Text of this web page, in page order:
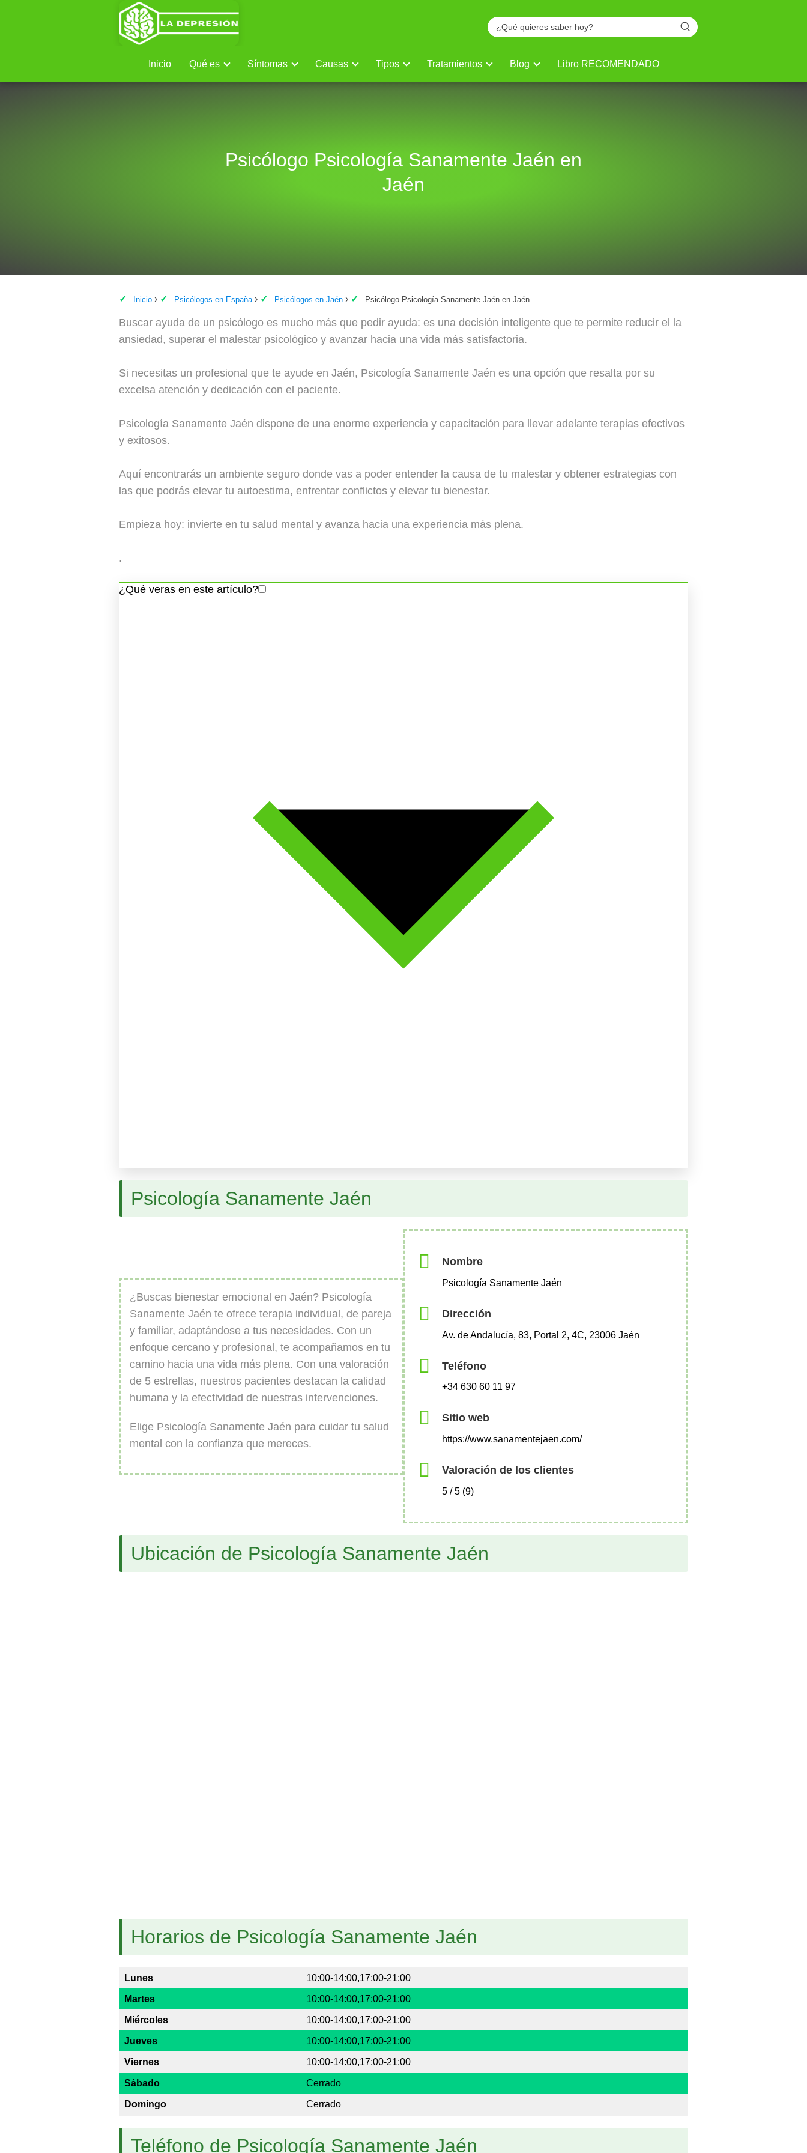
Inicio Qué es Síntomas Causas Tipos Tratamientos Blog Libro RECOMENDADO
Psicólogo Psicología Sanamente Jaén en
Jaén
Inicio Psicólogos en España Psicólogos en Jaén Psicólogo Psicología Sanamente Jaén en Jaén
Buscar ayuda de un psicólogo es mucho más que pedir ayuda: es una decisión inteligente que te permite reducir el la
ansiedad, superar el malestar psicológico y avanzar hacia una vida más satisfactoria.
Si necesitas un profesional que te ayude en Jaén, Psicología Sanamente Jaén es una opción que resalta por su
excelsa atención y dedicación con el paciente.
Psicología Sanamente Jaén dispone de una enorme experiencia y capacitación para llevar adelante terapias efectivos
y exitosos.
Aquí encontrarás un ambiente seguro donde vas a poder entender la causa de tu malestar y obtener estrategias con
las que podrás elevar tu autoestima, enfrentar conflictos y elevar tu bienestar.
Empieza hoy: invierte en tu salud mental y avanza hacia una experiencia más plena.
.
¿Qué veras en este artículo?
Psicología Sanamente Jaén
¿Buscas bienestar emocional en Jaén? Psicología
Sanamente Jaén te ofrece terapia individual, de pareja
y familiar, adaptándose a tus necesidades. Con un
enfoque cercano y profesional, te acompañamos en tu
camino hacia una vida más plena. Con una valoración
de 5 estrellas, nuestros pacientes destacan la calidad
humana y la efectividad de nuestras intervenciones.
Elige Psicología Sanamente Jaén para cuidar tu salud
mental con la confianza que mereces.
Nombre
Psicología Sanamente Jaén
Dirección
Av. de Andalucía, 83, Portal 2, 4C, 23006 Jaén
Teléfono
+34 630 60 11 97
Sitio web
https://www.sanamentejaen.com/
Valoración de los clientes
5 / 5 (9)
Ubicación de Psicología Sanamente Jaén
Horarios de Psicología Sanamente Jaén
Lunes 10:00-14:00,17:00-21:00
Martes 10:00-14:00,17:00-21:00
Miércoles 10:00-14:00,17:00-21:00
Jueves 10:00-14:00,17:00-21:00
Viernes 10:00-14:00,17:00-21:00
Sábado Cerrado
Domingo Cerrado
Teléfono de Psicología Sanamente Jaén